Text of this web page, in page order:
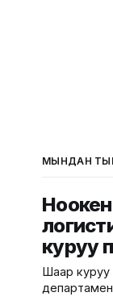
МЫНДАН
куруу
Шаар куруу